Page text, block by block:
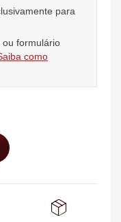
para
ou formulário
como